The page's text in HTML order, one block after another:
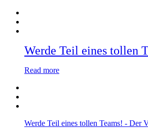
Werde Teil eines tollen
Read more
Werde Teil eines tollen Teams! - Der